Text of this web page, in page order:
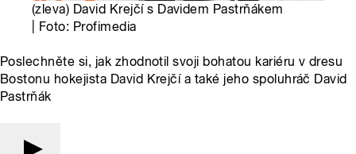
(zleva) David Krejčí s Davidem Pastrňákem
| Foto: Profimedia
Poslechněte si, jak zhodnotil svoji bohatou kariéru v dresu
Bostonu hokejista David Krejčí a také jeho spoluhráč David
Pastrňák